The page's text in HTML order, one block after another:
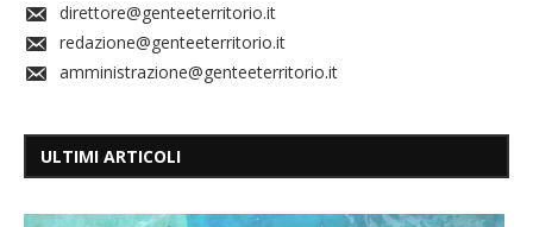
direttore@genteeterritorio.it
redazione@genteeterritorio.it
amministrazione@genteeterritorio.it
ULTIMI ARTICOLI